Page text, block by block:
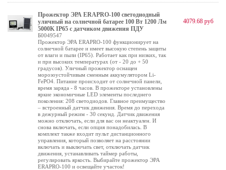
Прожектор ЭРА ERAPRO-100 светодиодный
уличный на солнечной батарее 100 Вт 1200 Лм
5000K IP65 с датчиком движения ПДУ
Б0049547
Прожектор ЭРА ERAPRO-100 функционирует на
солнечной батарее и имеет высокую степень защиты
от влаги и пыли (IP65). Работает как при низких, так
и при высоких температурах (от - 20 до + 50
градусов). Уличный прожектор оснащен
морозоустойчивым сменным аккумулятором Li-
FePO4. Питание происходит от солнечной панели,
время заряда - 8 часов. В прожекторе установлены
яркие экономичные LED элементы последнего
поколения: 208 светодиодов. Главное преимущество
– встроенный датчик движения. Время до перехода
в дежурный режим - 30 секунд. Датчик движения
можно отключать, если для вас он неактуален. И
снова включать, если опция понадобилась. В
комплект также входит пульт дистанционного
управления, который позволяет на расстоянии
включать и выключать свет, отключать датчик
движения, устанавливать таймер работы,
регулировать яркость. Выбирайте прожектор ЭРА
ERAPRO-100 и освещайте участок!
4079.68 руб